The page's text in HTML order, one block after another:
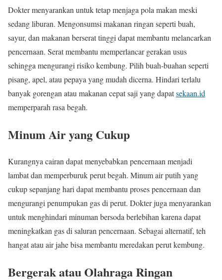
Dokter menyarankan untuk tetap menjaga pola makan meski
sedang liburan. Mengonsumsi makanan ringan seperti buah,
sayur, dan makanan berserat tinggi dapat membantu melancarkan
pencernaan. Serat membantu memperlancar gerakan usus
sehingga mengurangi risiko kembung. Pilih buah-buahan seperti
pisang, apel, atau pepaya yang mudah dicerna. Hindari terlalu
banyak gorengan atau makanan cepat saji yang dapatsekaan.id
memperparah rasa begah.
Minum Air yang Cukup
Kurangnya cairan dapat menyebabkan pencernaan menjadi
lambat dan memperburuk perut begah. Minum air putih yang
cukup sepanjang hari dapat membantu proses pencernaan dan
mengurangi penumpukan gas di perut. Dokter juga menyarankan
untuk menghindari minuman bersoda berlebihan karena dapat
meningkatkan gas di saluran pencernaan. Sebagai alternatif, teh
hangat atau air jahe bisa membantu meredakan perut kembung.
Bergerak atau Olahraga Ringan